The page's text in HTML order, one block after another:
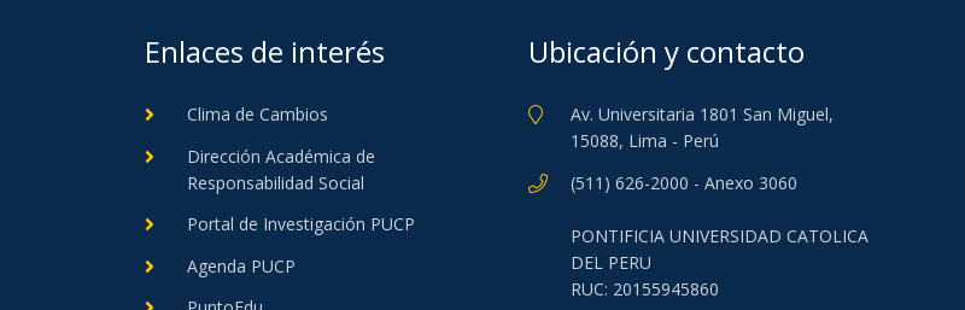
Enlaces de interés
Clima de Cambios
Dirección Académica de
Responsabilidad Social
Portal de Investigación PUCP
Agenda PUCP
Ubicación y contacto
Av. Universitaria 1801 San Miguel,
15088, Lima - Perú
(511) 626-2000 - Anexo 3060
PONTIFICIA UNIVERSIDAD CATOLICA
DEL PERU
RUC: 20155945860